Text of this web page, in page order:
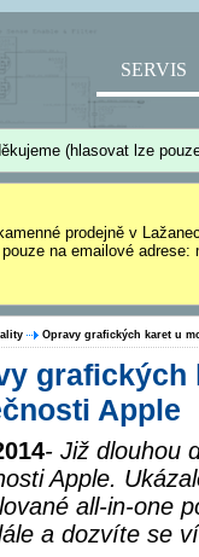
SERVIS
(hlasovat lze
prodejně v
na emailové
Opravy grafických karet u
grafických
Apple
- Již dlouhou
Apple.
all-in-one
a dozvíte se